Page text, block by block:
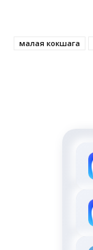
малая кокшага